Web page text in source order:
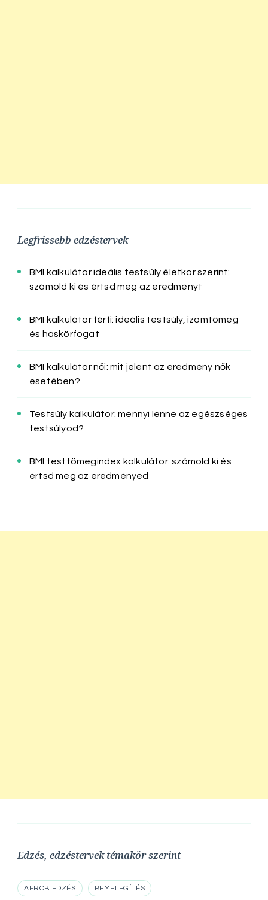
Legfrissebb edzéstervek
BMI kalkulátor ideális testsúly életkor szerint:
számold ki és értsd meg az eredményt
BMI kalkulátor férfi: ideális testsúly, izomtömeg
és haskörfogat
BMI kalkulátor női: mit jelent az eredmény nők
esetében?
Testsúly kalkulátor: mennyi lenne az egészséges
testsúlyod?
BMI testtömegindex kalkulátor: számold ki és
értsd meg az eredményed
Edzés, edzéstervek témakör szerint
AEROB EDZÉS BEMELEGÍTÉS